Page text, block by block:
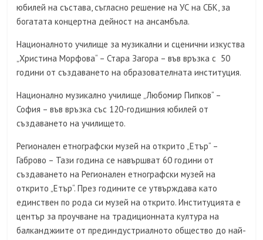
юбилей на състава, съгласно решение на УС на СБК, за
богатата концертна дейност на ансамбъла.
Националното училище за музикални и сценични изкуства
„Христина Морфова“ – Стара Загора – във връзка с 50
години от създаването на образователната институция.
Национално музикално училище „Любомир Пипков“ –
София – във връзка със 120-годишния юбилей от
създаването на училището.
Регионален етнографски музей на открито „Етър“ –
Габрово – Тази година се навършват 60 години от
създаването на Регионален етнографски музей на
открито „Етър“. През годините се утвърждава като
единствен по рода си музей на открито. Институцията е
център за проучване на традиционната култура на
балканджиите от прединдустриалното общество до най-